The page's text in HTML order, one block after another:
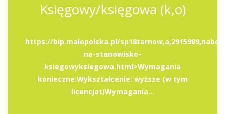
Księgowy/księgowa (k,o)
https://bip.malopolska.pl/sp18tarnow,a,2915989,nabor-
na-stanowisko-
ksiegowyksiegowa.html>Wymagania
konieczne:Wykształcenie: wyższe (w tym
licencjat)Wymagania...